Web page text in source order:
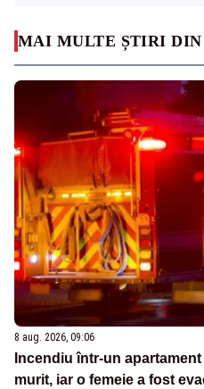
MAI MULTE ȘTIRI DIN
8 aug. 2026, 09:06
Incendiu într-un
murit, iar o femeie a fost